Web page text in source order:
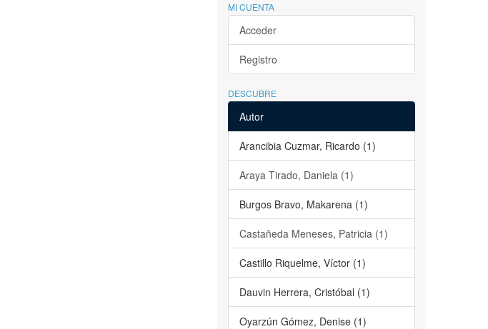
MI CUENTA
Acceder
Registro
DESCUBRE
Autor
Arancibia Cuzmar, Ricardo (1)
Araya Tirado, Daniela (1)
Burgos Bravo, Makarena (1)
Castañeda Meneses, Patricia (1)
Castillo Riquelme, Víctor (1)
Dauvin Herrera, Cristóbal (1)
Oyarzún Gómez, Denise (1)